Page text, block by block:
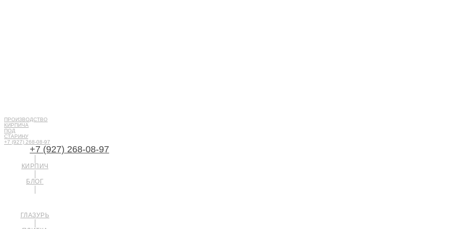
ПРОИЗВОДСТВО
КИРПИЧА
ПОД
СТАРИНУ
+7 (927) 268-08-97
+7 (927) 268-08-97
КИРПИЧ
БЛОГ